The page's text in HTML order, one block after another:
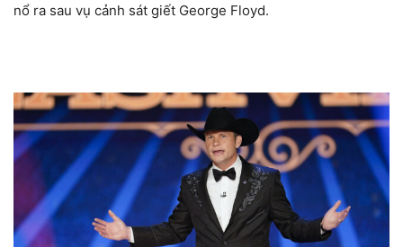
nổ ra sau vụ cảnh sát giết George Floyd.